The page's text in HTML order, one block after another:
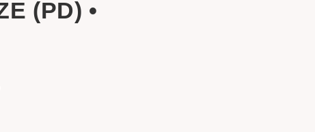
(PD) •